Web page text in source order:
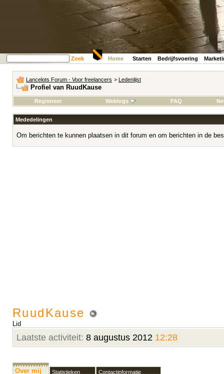
Zoek Home Starten Bedrijfsvoering
Lancelots Forum - Voor freelancers > Ledenlijst
Profiel van RuudKause
Registreer Weblogs FAQ
Mededelingen
Om berichten te kunnen plaatsen in dit forum en om berichten in de
RuudKause
Lid
Laatste activiteit: 8 augustus 2012 12:28
Over mij Statistieken Contactinformatie